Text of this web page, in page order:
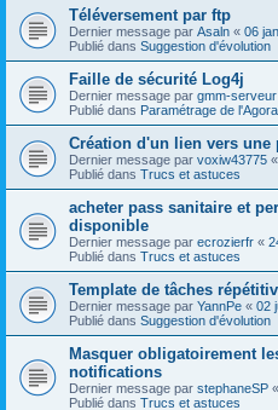
Téléversement par ftp
Dernier message par Asaln « 06
Publié dans Suggestion d'évolution
Faille de sécurité Log4j
Dernier message par gmm-serveur
Publié dans Paramétrage de l'Agora
Création d'un lien vers une
Dernier message par voxiw43775 «
Publié dans Trucs et astuces
acheter pass sanitaire et
disponible
Dernier message par ecrozierfr «
Publié dans Trucs et astuces
Template de tâches
Dernier message par YannPe « 02
Publié dans Suggestion d'évolution
Masquer obligatoirement
notifications
Dernier message par stephaneSP «
Publié dans Trucs et astuces